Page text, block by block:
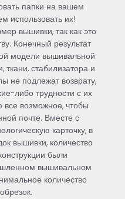
папки на вашем
использовать их!
вышивки, так как это
Конечный результат
модели вышивальной
стабилизатора и
не подлежат возврату,
либо трудности с их
возможное, чтобы
почте. Вместе с
карточку, в
вышивки, количество
были
вышивальном
количество